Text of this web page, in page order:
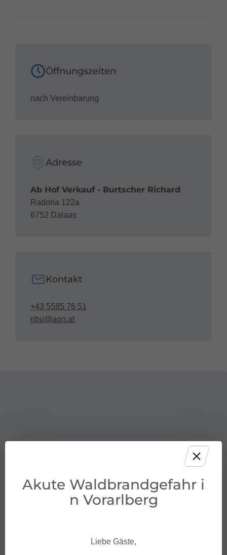
Öffnungszeiten
nach Vereinbarung
Adresse
Ab Hof Verkauf - Burtscher Richard
Radona 122a
6752 Dalaas
Kontakt
+43 5585 76 51
ribu@aon.at
Akute Waldbrandgefahr i
n Vorarlberg
Liebe Gäste,